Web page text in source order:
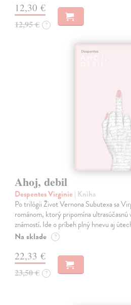
12,30 €
12,95 € ?
Ahoj, debil
Despentes Virginie | Kniha
Po trilógii Život Vernona Subutexa sa
románom, ktorý pripomína
známostí. Ide o príbeh plný hnevu aj
Na sklade ?
22,33 €
23,50 € ?